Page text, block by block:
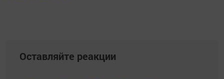
Оставляйте реакции